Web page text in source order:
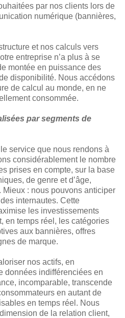
par nos clients lors de
numérique (bannières,
et nos calculs vers
entreprise n’a plus à se
montée en puissance des
disponibilité. Nous accédons
de calcul au monde, en ne
consommée.
par segments de
service que nous rendons à
considérablement le nombre
prises en compte, sur la base
de genre et d’âge,
Mieux : nous pouvons anticiper
internautes. Cette
les investissements
en temps réel, les catégories
aux bannières, offres
de marque.
nos actifs, en
données indifférenciées en
incomparable, transcende
en autant de
en temps réel. Nous
de la relation client,